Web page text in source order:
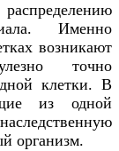
Именно
возникают
точно
клетки. В
из одной
организм.